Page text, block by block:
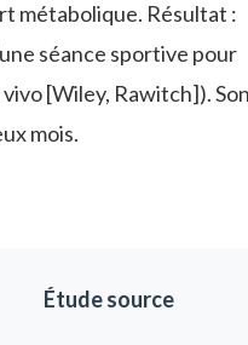
métabolique. Résultat :
séance sportive pour
[Wiley, Rawitch]). Son
mois.
Étude source